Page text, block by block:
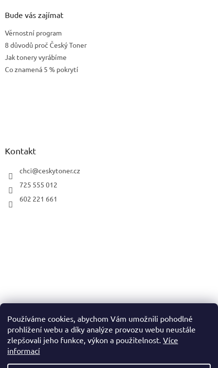
Používáme cookies, abychom Vám umožnili pohodlné
prohlížení webu a díky analýze provozu webu neustále
zlepšovali jeho funkce, výkon a použitelnost. Více
informací
Bude vás zajímat
Věrnostní program
8 důvodů proč Český Toner
Jak tonery vyrábíme
Co znamená 5 % pokrytí
Kontakt
chci@ceskytoner.cz
725 555 012
602 221 661